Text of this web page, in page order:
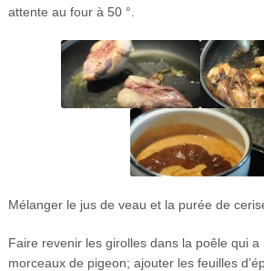
attente au four à 50 °.
Mélanger le jus de veau et la purée de
Faire revenir les girolles dans la poêle qui a
morceaux de pigeon; ajouter les feuilles